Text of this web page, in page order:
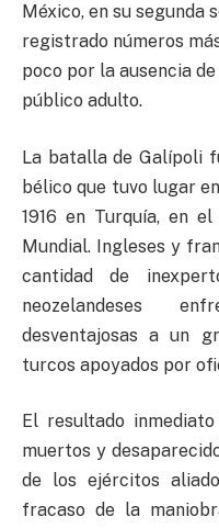
México, en su segunda
registrado números
poco por la ausencia
público adulto.
La batalla de Galípoli
bélico que tuvo lugar
1916 en Turquía, en
Mundial. Ingleses y
cantidad de
neozelandeses
desventajosas a un
turcos apoyados por
El resultado
muertos y
de los ejércitos
fracaso de la